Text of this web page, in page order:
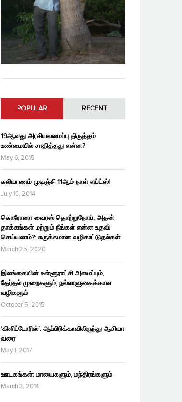
POPULAR RECENT
19ஆவது அரசியலமைப்பு திருத்தம்
உண்மையில் சாதித்தது என்ன?
May 6, 2015
கலியாணம் முடிஞ்சி 11ஆம் நாள் எய்ட்ஸ்!
July 10, 2014
கொரோனா வைரஸ் தொற்றுநோய், அதன்
தாக்கங்கள் மற்றும் நீங்கள் என்ன உதவி
செய்யலாம்?: சுருக்கமான வழிகாட்டுதல்கள்
March 25, 2020
இலங்கையின் உள்ளூராட்சி அமைப்பும்,
தேர்தல் முறைகளும், நல்லாளுகைக்கான
வழிகளும்
October 5, 2015
‘கிளிட்டோரிஸ்’: ஆப்பிரிக்காவிலிருந்து ஆசியா
வரை
May 1, 2017
ஊடகங்கள்: மாயைகளும், மந்திரங்களும்
March 3, 2014